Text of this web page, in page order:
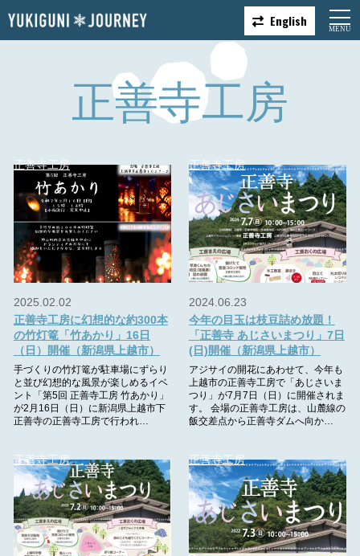
English
正善寺工房
正善寺工房
2025.02.02
正善寺工房に幻想的な約300本
の竹灯篭「竹あかり」16日
（日）開催（新潟県上越市）
手づくりの竹灯篭が駐車場にずらり
と並び幻想的な風景が楽しめるイベ
ント「第5回 正善寺工房 竹あかり」
が2月16日（日）に新潟県上越市下
正善寺の正善寺工房で行われ…
正善寺工房
2024.06.23
今年の目玉は枝豆詰め放題！
「正善寺 あじさいまつり」7日
(日)開催（新潟県上越市）
アジサイの開花にあわせて、今年も
上越市の正善寺工房で「あじさいま
つり」が7月7日（日）に開催されま
す。 会場の正善寺工房は、山麓線の
飯交差点から正善寺ダムへ向か…
正善寺工房 正善寺工房